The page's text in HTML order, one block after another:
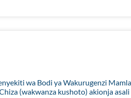
wa Bodi ya Wakurugenzi
(wakwanza kushoto) akionja asali